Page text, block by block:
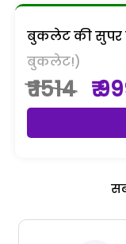
बुकलेट की सुपर
बुकलेट!)
₹ 1514 ₹